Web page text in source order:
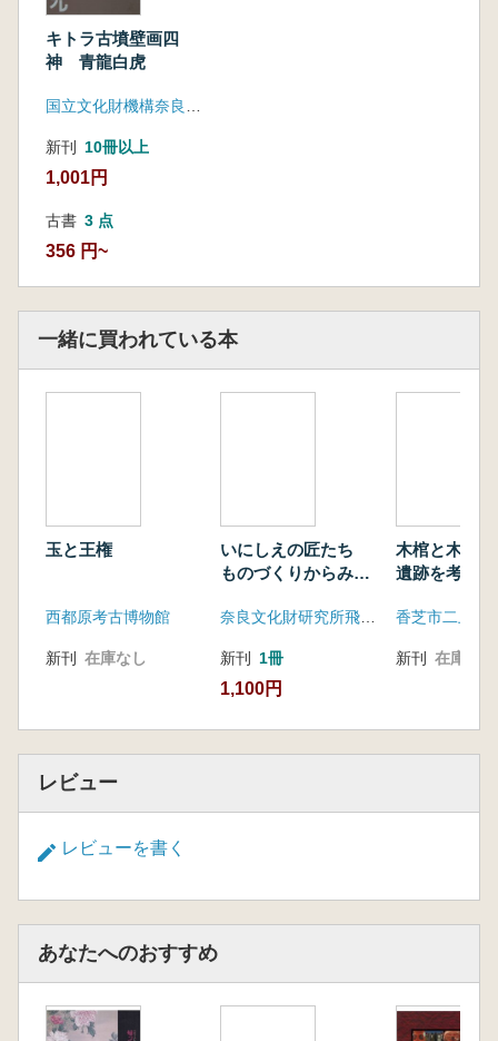
キトラ古墳壁画四
神 青龍白虎
国立文化財機構奈良文化財研究所飛鳥資料館
新刊 10冊以上
1,001円
古書 3 点
356 円~
一緒に買われている本
玉と王権
西都原考古博物館
新刊 在庫なし
いにしえの匠たち
ものづくりからみた
新刊 1冊
1,100円
木棺と木簡
遺跡を考える
香芝市二上山
新刊 在庫なし
レビュー
レビューを書く
あなたへのおすすめ